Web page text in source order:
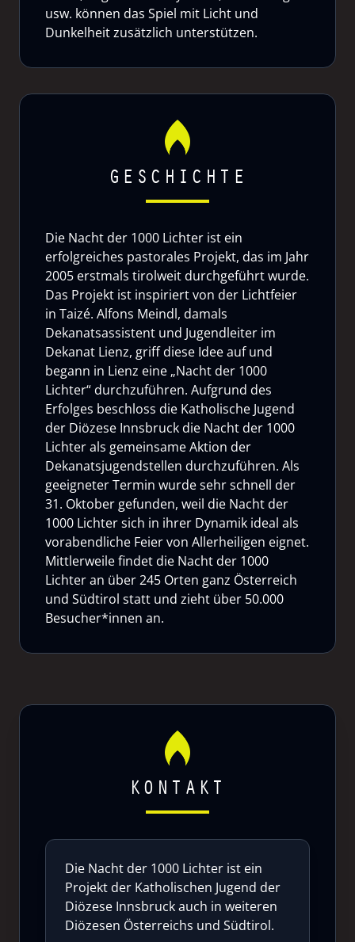
usw. können das Spiel mit Licht und
Dunkelheit zusätzlich unterstützen.
GESCHICHTE
Die Nacht der 1000 Lichter ist ein
erfolgreiches pastorales Projekt, das im Jahr
2005 erstmals tirolweit durchgeführt wurde.
Das Projekt ist inspiriert von der Lichtfeier
in Taizé. Alfons Meindl, damals
Dekanatsassistent und Jugendleiter im
Dekanat Lienz, griff diese Idee auf und
begann in Lienz eine „Nacht der 1000
Lichter“ durchzuführen. Aufgrund des
Erfolges beschloss die Katholische Jugend
der Diözese Innsbruck die Nacht der 1000
Lichter als gemeinsame Aktion der
Dekanatsjugendstellen durchzuführen. Als
geeigneter Termin wurde sehr schnell der
31. Oktober gefunden, weil die Nacht der
1000 Lichter sich in ihrer Dynamik ideal als
vorabendliche Feier von Allerheiligen eignet.
Mittlerweile findet die Nacht der 1000
Lichter an über 245 Orten ganz Österreich
und Südtirol statt und zieht über 50.000
Besucher*innen an.
KONTAKT
Die Nacht der 1000 Lichter ist ein
Projekt der Katholischen Jugend der
Diözese Innsbruck auch in weiteren
Diözesen Österreichs und Südtirol.